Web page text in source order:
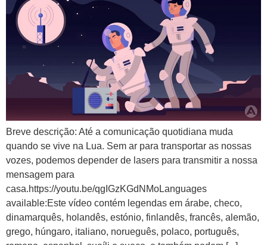
Breve descrição: Até a comunicação quotidiana muda
quando se vive na Lua. Sem ar para transportar as nossas
vozes, podemos depender de lasers para transmitir a nossa
mensagem para
casa.https://youtu.be/qgIGzKGdNMoLanguages
available:Este vídeo contém legendas em árabe, checo,
dinamarquês, holandês, estónio, finlandês, francês, alemão,
grego, húngaro, italiano, norueguês, polaco, português,